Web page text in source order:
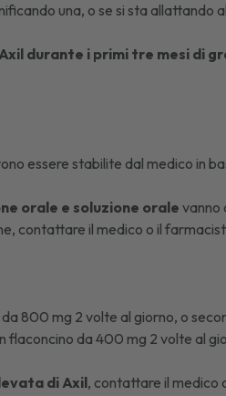
una, o se si sta allattando
durante i primi tre mesi di
essere stabilite dal medico in
orale e soluzione oralevanno
contattare il medico o il
da 800 mg 2 volte al giorno, o
flaconcino da 400 mg 2 volte al
di Axil, contattare il medico